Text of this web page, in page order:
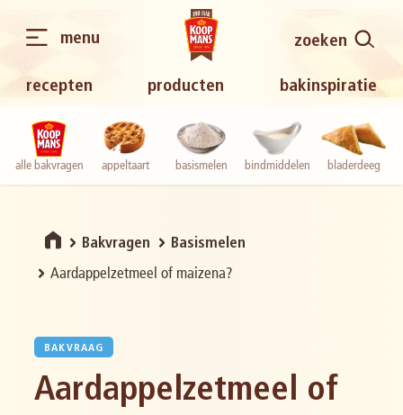
recepten producten bakinspiratie
zoeken
menu
alle bakvragen appeltaart basismelen bindmiddelen bladerdeeg
Bakvragen Basismelen
Aardappelzetmeel of maizena?
BAKVRAAG
Aardappelzetmeel of